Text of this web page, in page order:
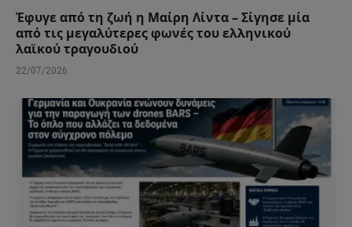
Έφυγε από τη ζωή η Μαίρη Λίντα – Σίγησε μία
από τις μεγαλύτερες φωνές του ελληνικού
λαϊκού τραγουδιού
22/07/2026